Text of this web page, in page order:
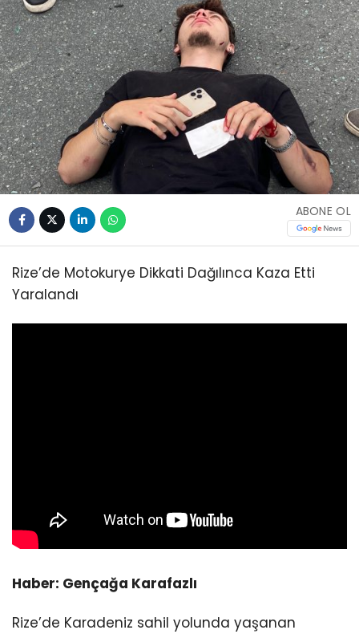
ABONE OL
Rize’de Motokurye Dikkati Dağılınca Kaza Etti
Yaralandı
Haber: Gençağa Karafazlı
Rize’de Karadeniz sahil yolunda yaşanan